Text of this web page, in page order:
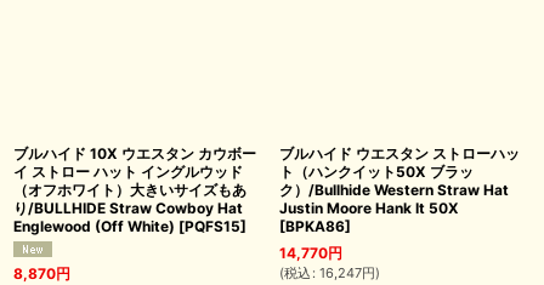
ブルハイド 10X ウエスタン カウボー
イ ストロー ハット イングルウッド
（オフホワイト）大きいサイズもあ
り/BULLHIDE Straw Cowboy Hat
Englewood (Off White) [PQFS15]
8,870円
ブルハイド ウエスタン ストローハッ
ト（ハンクイット50X ブラッ
ク）/Bullhide Western Straw Hat
Justin Moore Hank It 50X
[BPKA86]
14,770円
(税込 : 16,247円)